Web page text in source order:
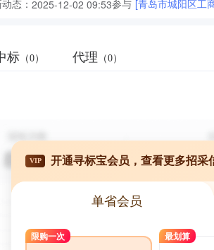
态： 2025-12-02 09:53参与 [青岛市城阳区工
标 （0） 代理 （0）
VIP 开通寻标宝会员，查看更多招采
单省会员
限购一次 最划算